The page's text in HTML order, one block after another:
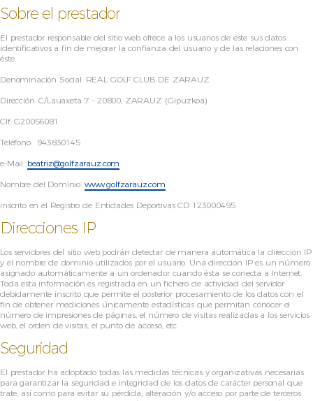
Sobre el prestador
El prestador responsable del sitio web ofrece a los usuarios de este sus datos
identificativos a fin de mejorar la confianza del usuario y de las relaciones con
éste.
Denominación Social: REAL GOLF CLUB DE ZARAUZ
Dirección: C/Lauaxeta 7 - 20800, ZARAUZ (Gipuzkoa)
CIf: G20056081
Teléfono: 943830145
e-Mail: beatriz@golfzarauz.com
Nombre del Dominio: www.golfzarauz.com
inscrito en el Registro de Entidades Deportivas CD 123000495
Direcciones IP
Los servidores del sitio web podrán detectar de manera automática la dirección IP
y el nombre de dominio utilizados por el usuario. Una dirección IP es un número
asignado automáticamente a un ordenador cuando ésta se conecta a Internet.
Toda esta información es registrada en un fichero de actividad del servidor
debidamente inscrito que permite el posterior procesamiento de los datos con el
fin de obtener mediciones únicamente estadísticas que permitan conocer el
número de impresiones de páginas, el número de visitas realizadas a los servicios
web, el orden de visitas, el punto de acceso, etc.
Seguridad
El prestador ha adoptado todas las medidas técnicas y organizativas necesarias
para garantizar la seguridad e integridad de los datos de carácter personal que
trate, así como para evitar su pérdida, alteración y/o acceso por parte de terceros